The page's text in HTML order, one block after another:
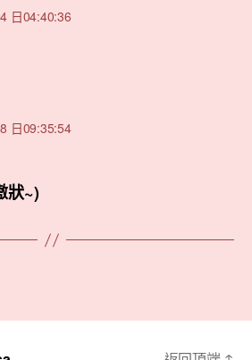
日04:40:36
日09:35:54
狀~)